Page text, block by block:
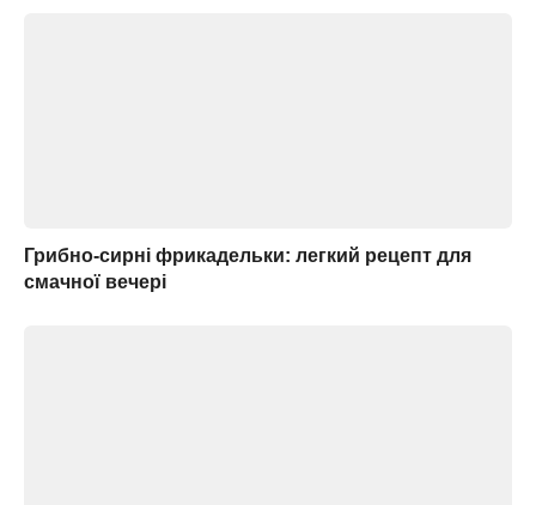
Грибно-сирні фрикадельки: легкий рецепт для
смачної вечері